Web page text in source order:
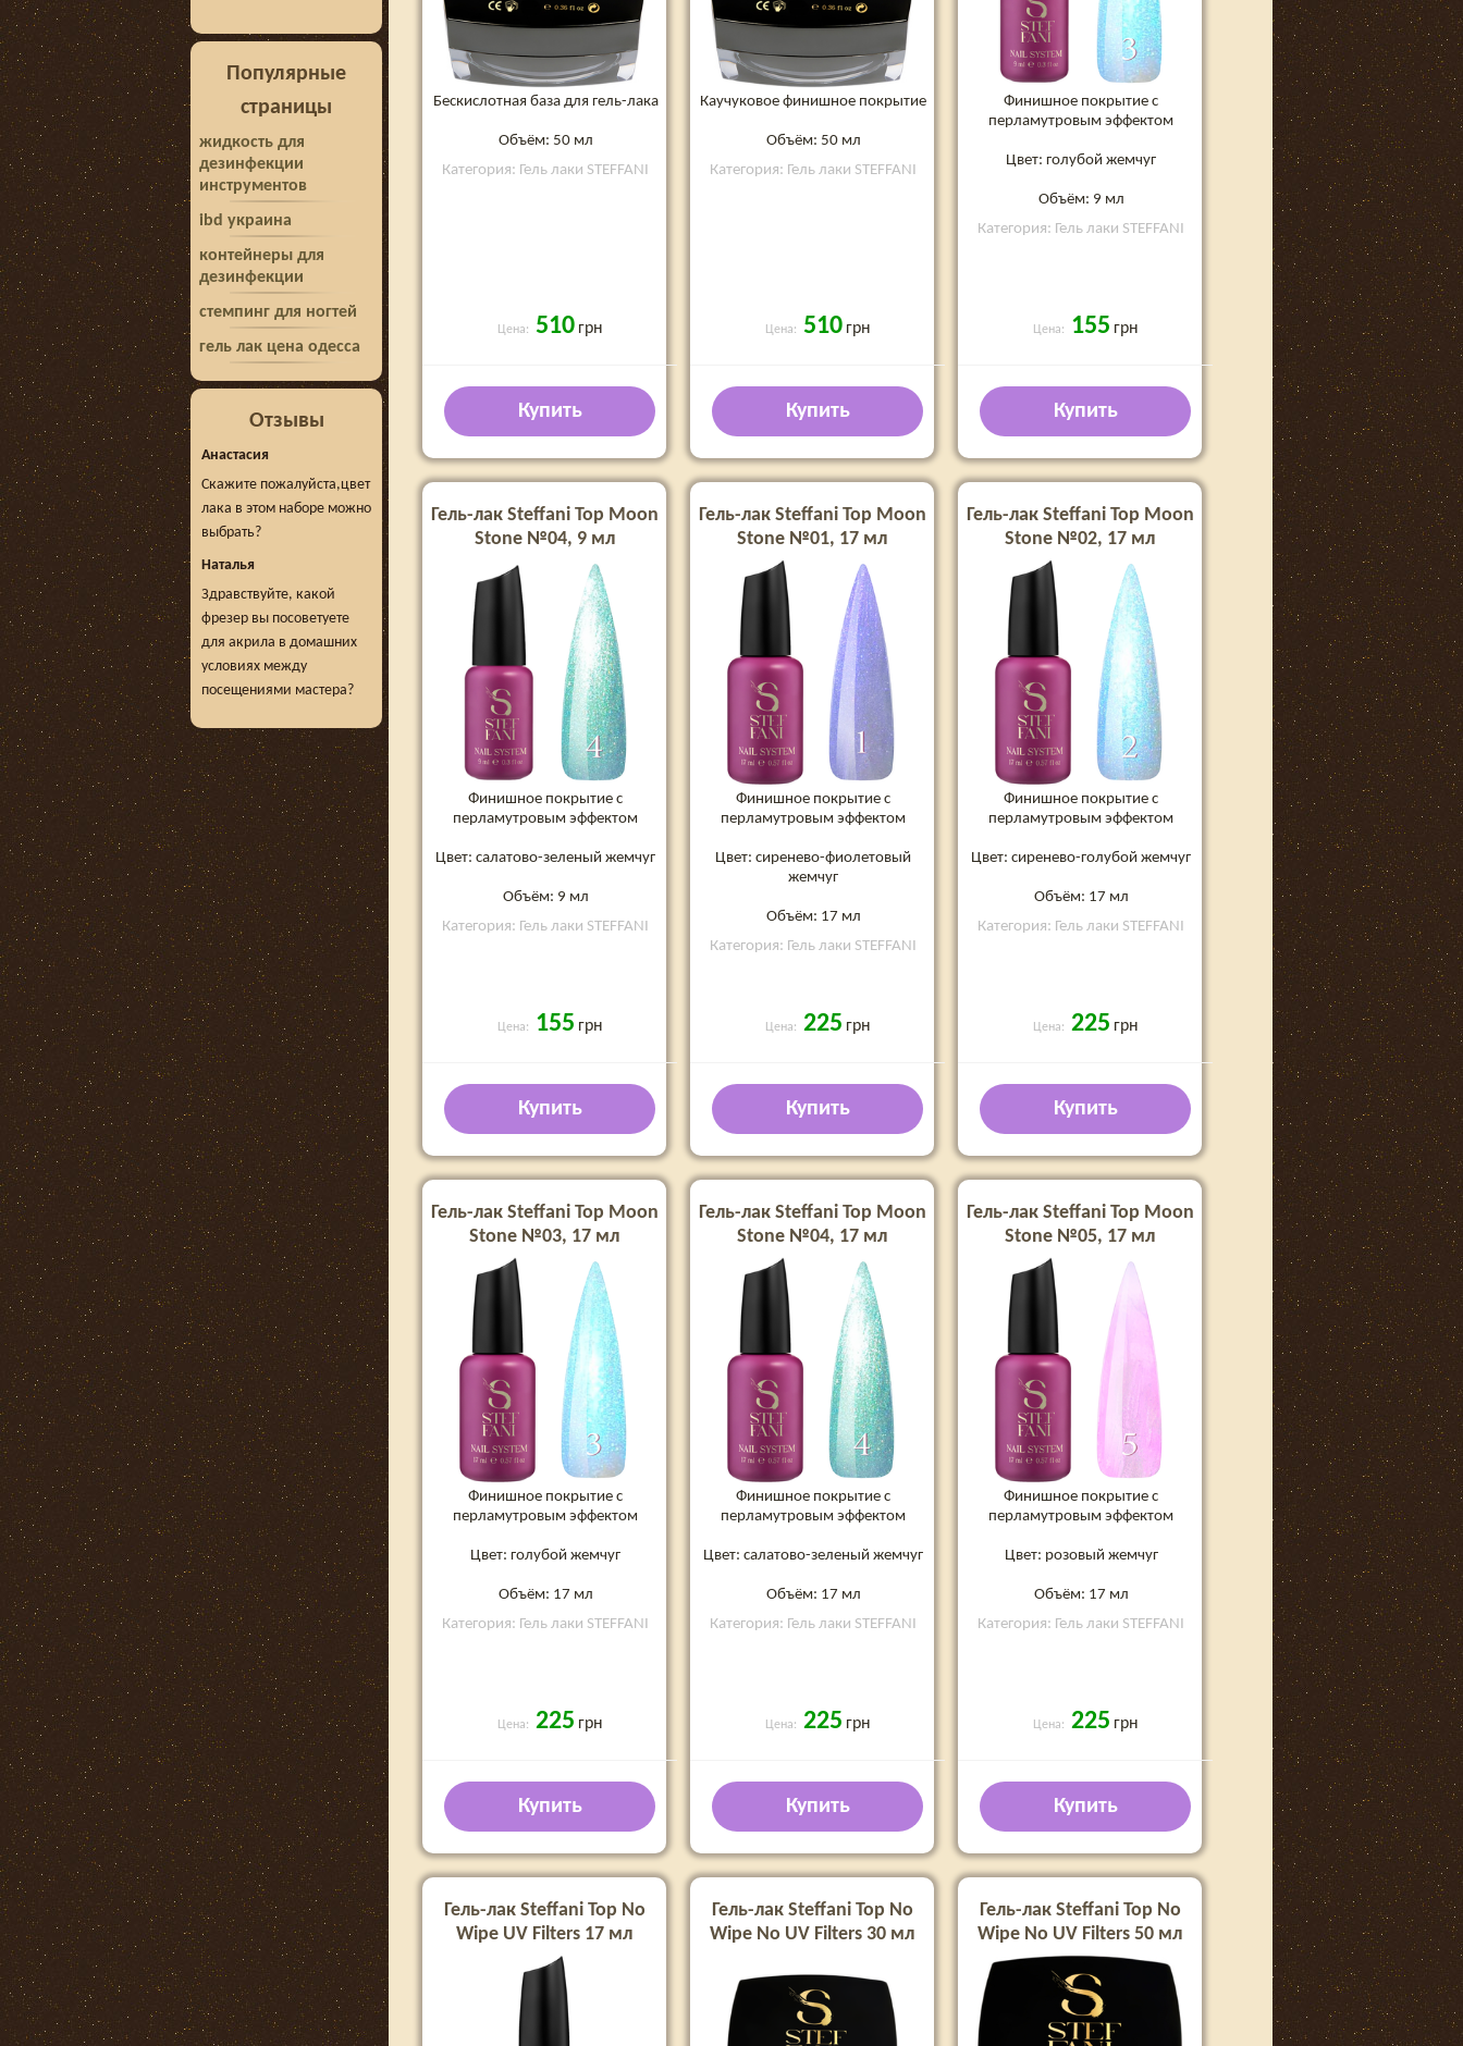
Популярные
страницы
жидкость для
дезинфекции
инструментов
ibd украина
контейнеры для
дезинфекции
стемпинг для ногтей
гель лак цена одесса
Отзывы
Анастасия
Скажите пожалуйста,цвет
лака в этом наборе можно
выбрать?
Наталья
Здравствуйте, какой
фрезер вы посоветуете
для акрила в домашних
условиях между
посещениями мастера?
Бескислотная база для гель-лака
Объём: 50 мл
Категория: Гель лаки STEFFANI
Цена: 510 грн
Купить
Каучуковое финишное покрытие
Объём: 50 мл
Категория: Гель лаки STEFFANI
Цена: 510 грн
Купить
Финишное покрытие с
перламутровым эффектом
Цвет: голубой жемчуг
Объём: 9 мл
Категория: Гель лаки STEFFANI
Цена: 155 грн
Купить
Гель-лак Steffani Top Moon
Stone №04, 9 мл
Финишное покрытие с
перламутровым эффектом
Цвет: салатово-зеленый жемчуг
Объём: 9 мл
Категория: Гель лаки STEFFANI
Цена: 155 грн
Купить
Гель-лак Steffani Top Moon
Stone №01, 17 мл
Финишное покрытие с
перламутровым эффектом
Цвет: сиренево-фиолетовый
жемчуг
Объём: 17 мл
Категория: Гель лаки STEFFANI
Цена: 225 грн
Купить
Гель-лак Steffani Top Moon
Stone №02, 17 мл
Финишное покрытие с
перламутровым эффектом
Цвет: сиренево-голубой жемчуг
Объём: 17 мл
Категория: Гель лаки STEFFANI
Цена: 225 грн
Купить
Гель-лак Steffani Top Moon
Stone №03, 17 мл
Финишное покрытие с
перламутровым эффектом
Цвет: голубой жемчуг
Объём: 17 мл
Категория: Гель лаки STEFFANI
Цена: 225 грн
Купить
Гель-лак Steffani Top Moon
Stone №04, 17 мл
Финишное покрытие с
перламутровым эффектом
Цвет: салатово-зеленый жемчуг
Объём: 17 мл
Категория: Гель лаки STEFFANI
Цена: 225 грн
Купить
Гель-лак Steffani Top Moon
Stone №05, 17 мл
Финишное покрытие с
перламутровым эффектом
Цвет: розовый жемчуг
Объём: 17 мл
Категория: Гель лаки STEFFANI
Цена: 225 грн
Купить
Гель-лак Steffani Top No
Wipe UV Filters 17 мл
Гель-лак Steffani Top No
Wipe No UV Filters 30 мл
Гель-лак Steffani Top No
Wipe No UV Filters 50 мл